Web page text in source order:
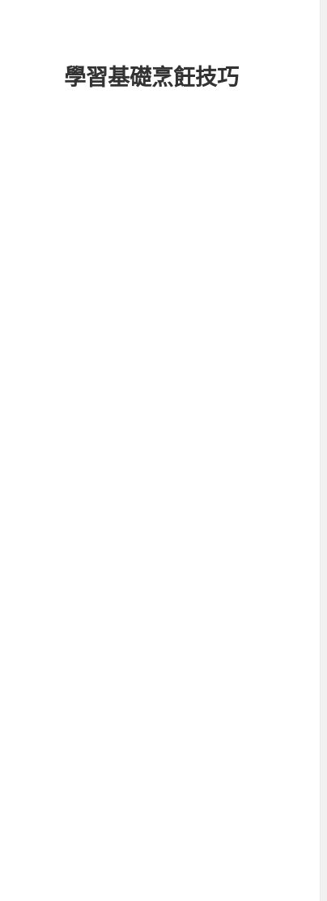
學習基礎烹飪技巧